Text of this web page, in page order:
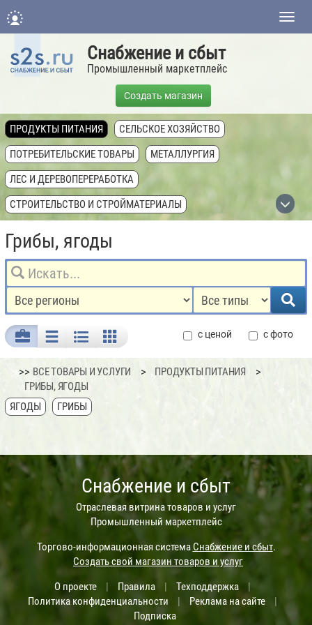
Снабжение и сбыт
Промышленный маркетплейс
Создать магазин
ПРОДУКТЫ ПИТАНИЯ
СЕЛЬСКОЕ ХОЗЯЙСТВО
ПОТРЕБИТЕЛЬСКИЕ ТОВАРЫ
МЕТАЛЛУРГИЯ
ЛЕС И ДЕРЕВОПЕРЕРАБОТКА
СТРОИТЕЛЬСТВО И СТРОЙМАТЕРИАЛЫ
ТОПЛИВНАЯ ПРОМЫШЛЕННОСТЬ
ТЕХНИКА, ОБОРУДОВАНИЕ, КОМПЛЕКТУЮЩИЕ
НЕДВИЖИМОСТЬ И ЗЕМЛЯ
Грибы, ягоды
с ценой с фото
>>ВСЕ ТОВАРЫ И УСЛУГИ
ПРОДУКТЫ ПИТАНИЯ
ГРИБЫ, ЯГОДЫ
ЯГОДЫ
ГРИБЫ
Снабжение и сбыт
Отраслевая витрина товаров и услуг
Промышленный маркетплейс
Торгово-информационная системаСнабжение и сбыт.
Создать свой магазин товаров и услуг
О проекте
Правила Техподдержка
Политика конфиденциальности
Реклама на сайте
Подписка